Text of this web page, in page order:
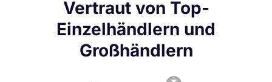
Vertraut von Top-
Einzelhändlern und
Großhändlern